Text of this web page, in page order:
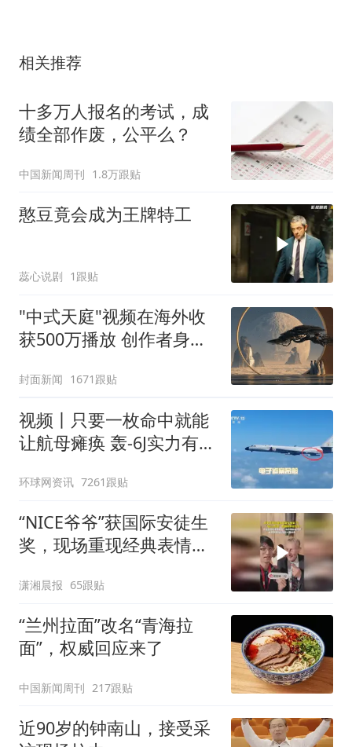
相关推荐
十多万人报名的考试，成
绩全部作废，公平么？
中国新闻周刊 1.8万跟贴
憨豆竟会成为王牌特工
蕊心说剧 1跟贴
"中式天庭"视频在海外收
获500万播放 创作者身份
封面新闻 1671跟贴
视频丨只要一枚命中就能
让航母瘫痪 轰-6J实力有多
环球网资讯 7261跟贴
“NICE爷爷”获国际安徒生
奖，现场重现经典表情
潇湘晨报 65跟贴
“兰州拉面”改名“青海拉
面”，权威回应来了
中国新闻周刊 217跟贴
近90岁的钟南山，接受采